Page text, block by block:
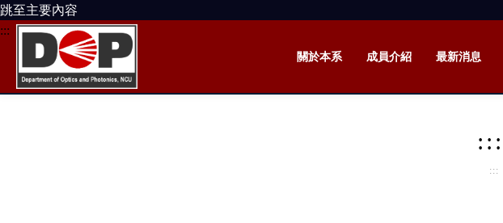
跳至主要內容
:::
關於本系 成員介紹 最新消息
:::
:::